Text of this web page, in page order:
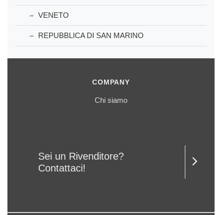
VENETO
REPUBBLICA DI SAN MARINO
COMPANY
Chi siamo
Sei un Rivenditore?
Contattaci!